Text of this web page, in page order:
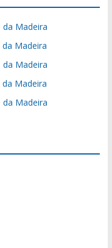
da Madeira
da Madeira
da Madeira
da Madeira
da Madeira